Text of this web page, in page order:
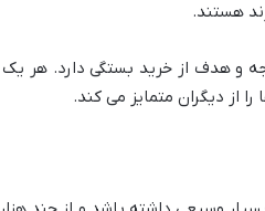
و هدف از خرید بستگی دارد. هر یک
از دیگران متمایز می کند.